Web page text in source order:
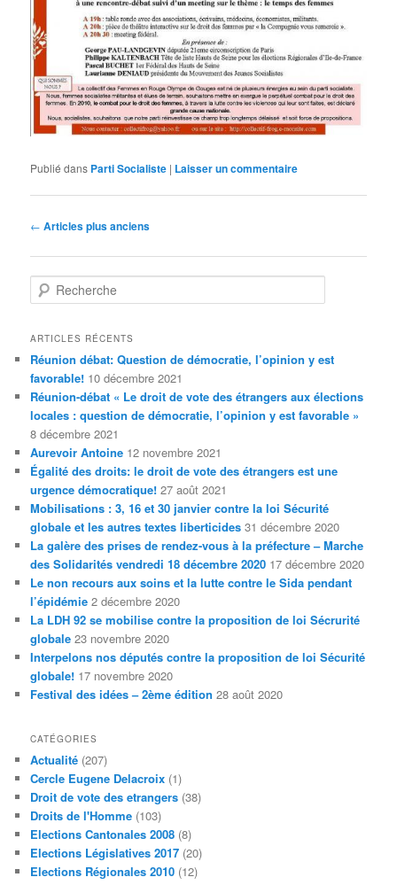
Publié dans Parti Socialiste | Laisser un commentaire
Navigation
articles
← Articles plus anciens
e
h
r
c
h
e
ARTICLES RÉCENTS
Réunion débat: Question de démocratie, l’opinion y est
favorable! 10 décembre 2021
Réunion-débat « Le droit de vote des étrangers aux élections
locales : question de démocratie, l’opinion y est favorable »
8 décembre 2021
Aurevoir Antoine 12 novembre 2021
Égalité des droits: le droit de vote des étrangers est une
urgence démocratique! 27 août 2021
Mobilisations : 3, 16 et 30 janvier contre la loi Sécurité
globale et les autres textes liberticides 31 décembre 2020
La galère des prises de rendez-vous à la préfecture – Marche
des Solidarités vendredi 18 décembre 2020 17 décembre 2020
Le non recours aux soins et la lutte contre le Sida pendant
l’épidémie 2 décembre 2020
La LDH 92 se mobilise contre la proposition de loi Sécrurité
globale 23 novembre 2020
Interpelons nos députés contre la proposition de loi Sécurité
globale! 17 novembre 2020
Festival des idées – 2ème édition 28 août 2020
CATÉGORIES
Actualité (207)
Cercle Eugene Delacroix (1)
Droit de vote des etrangers (38)
Droits de l'Homme (103)
Elections Cantonales 2008 (8)
Elections Législatives 2017 (20)
Elections Régionales 2010 (12)